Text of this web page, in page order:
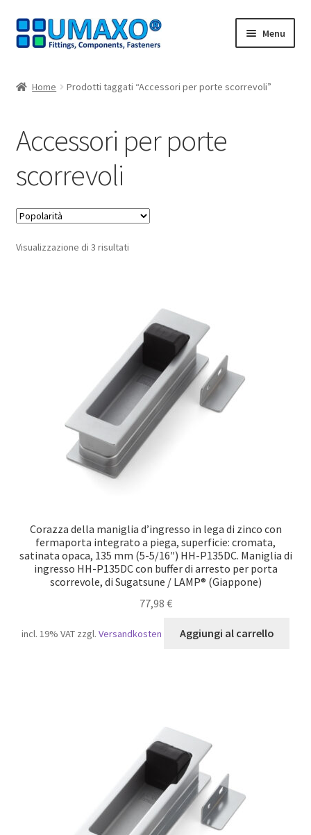
Vai
alla
Vai
al
Menu
Carrello
Cassa
Contatto
I nostri partner
Politica di cancellazione
Protezione dei dati
Ritiro dal contratto
Home Prodotti taggati “Accessori per porte scorrevoli”
Accessori per porte
scorrevoli
Visualizzazione di 3 risultatiPopolarità
Corazza della maniglia d’ingresso in lega di zinco con
fermaporta integrato a piega, superficie: cromata,
satinata opaca, 135 mm (5-5/16″) HH-P135DC. Maniglia di
ingresso HH-P135DC con buffer di arresto per porta
scorrevole, di Sugatsune / LAMP® (Giappone)
77,98 €
incl. 19% VAT zzgl. Versandkosten Aggiungi al carrello